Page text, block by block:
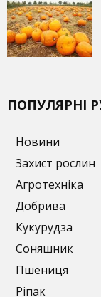
ПОПУЛЯРНІ
Новини
Захист рослин
Агротехніка
Добрива
Кукурудза
Соняшник
Пшениця
Ріпак